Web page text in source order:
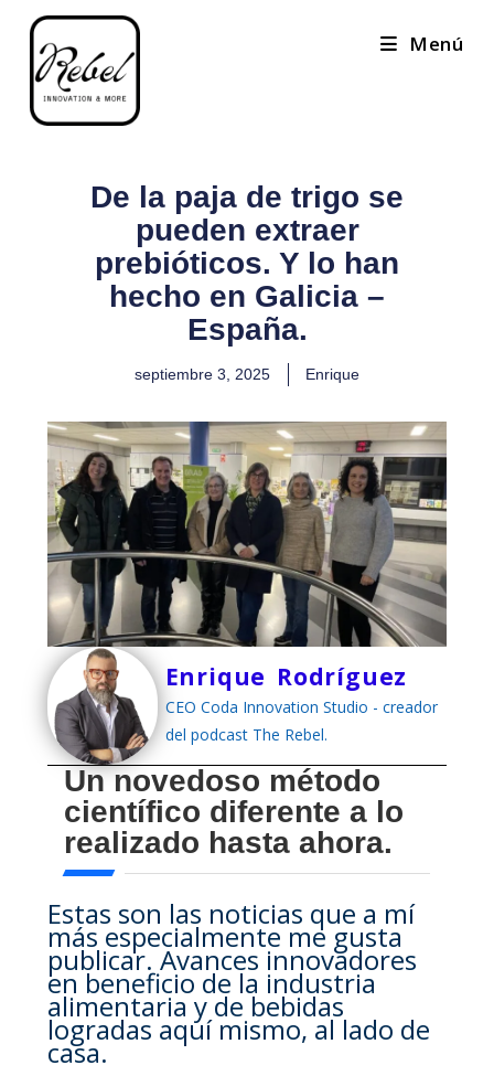
Menú
De la paja de trigo se
pueden extraer
prebióticos. Y lo han
hecho en Galicia –
España.
septiembre 3, 2025 Enrique
Enrique Rodríguez
CEO Coda Innovation Studio - creador
del podcast The Rebel.
Un novedoso método
científico diferente a lo
realizado hasta ahora.
Estas son las noticias que a mí
más especialmente me gusta
publicar. Avances innovadores
en beneficio de la industria
alimentaria y de bebidas
logradas aquí mismo, al lado de
casa.